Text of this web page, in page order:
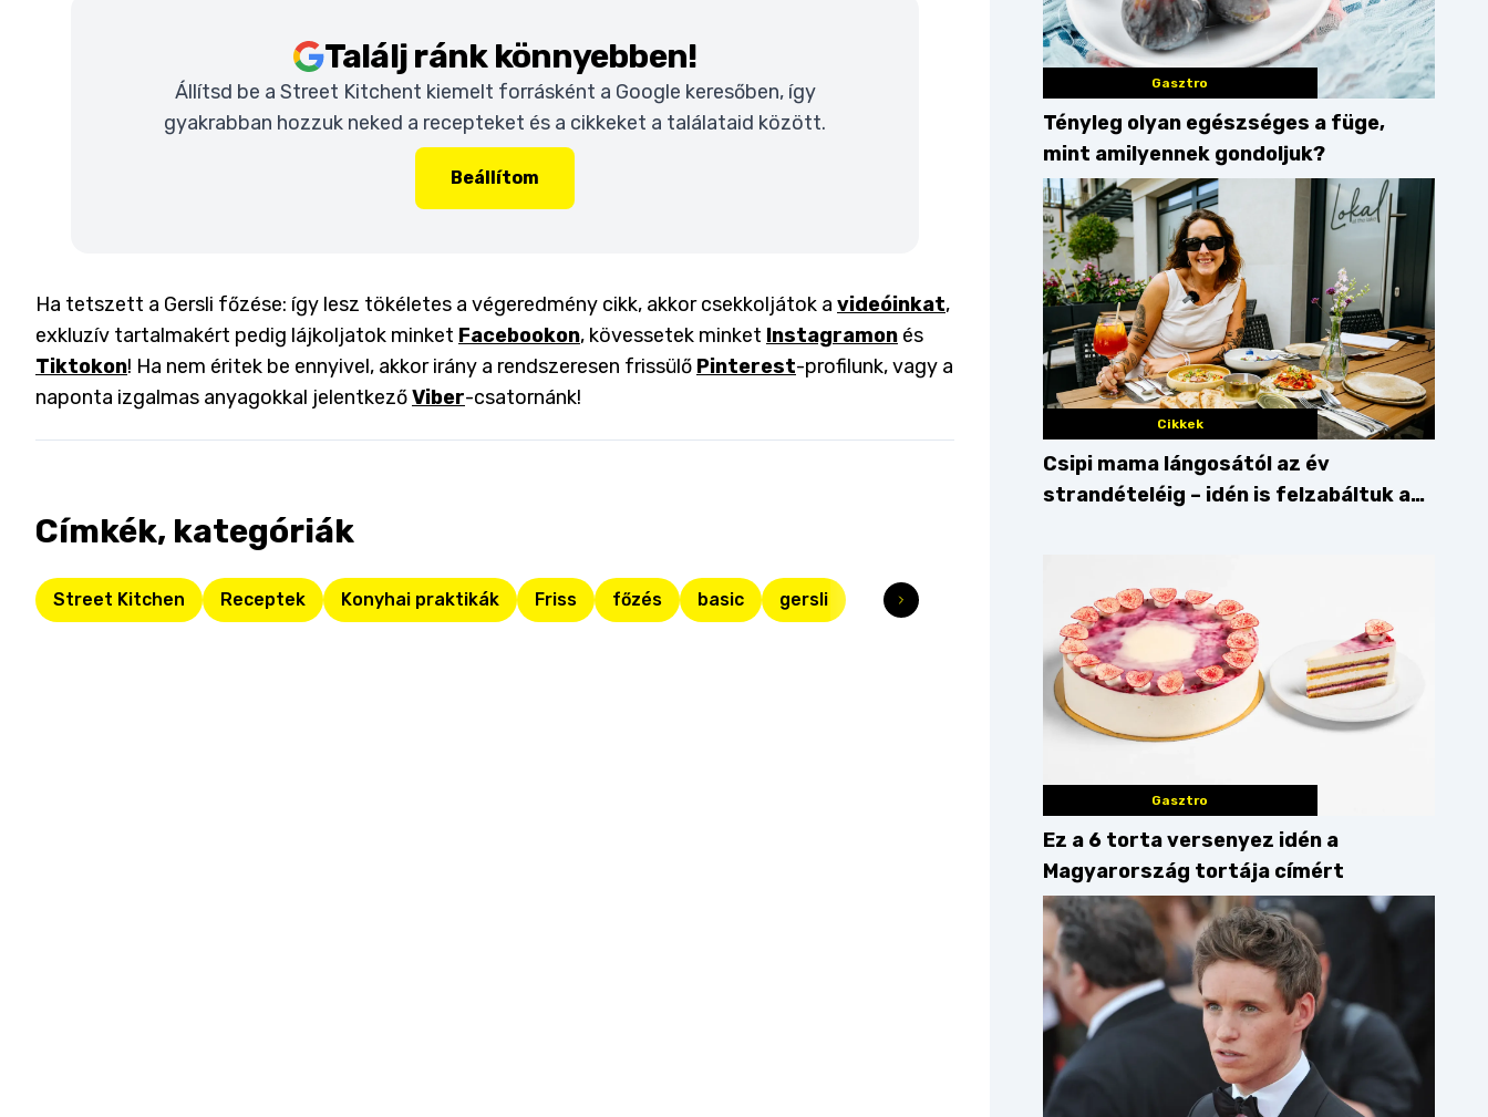
Találj ránk könnyebben!
Állítsd be a Street Kitchent kiemelt forrásként a Google keresőben, így
gyakrabban hozzuk neked a recepteket és a cikkeket a találataid között.
Beállítom
Ha tetszett a Gersli főzése: így lesz tökéletes a végeredmény cikk, akkor csekkoljátok a videóinkat,
exkluzív tartalmakért pedig lájkoljatok minket Facebookon, kövessetek minket Instagramon és
Tiktokon! Ha nem éritek be ennyivel, akkor irány a rendszeresen frissülő Pinterest-profilunk, vagy a
naponta izgalmas anyagokkal jelentkezőViber-csatornánk!
Címkék, kategóriák
Street Kitchen Receptek Konyhai praktikák Friss főzés basic gersli
Gasztro
Tényleg olyan egészséges a füge,
mint amilyennek gondoljuk?
Cikkek
Csipi mama lángosától az év
strandételéig – idén is felzabáltuk a
Gasztro
Ez a 6 torta versenyez idén a
Magyarország tortája címért